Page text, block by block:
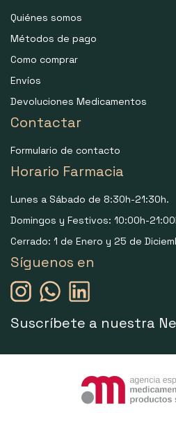
Quiénes somos
Métodos de pago
Como comprar
Envíos
Devoluciones Medicamentos
Contactar
Formulario de contacto
Horario Farmacia
Lunes a Sábado de 8:30h-21:30h.
Domingos y Festivos: 10:00h-
Cerrado: 1 de Enero y 25 de
Síguenos en
Suscríbete a nuestra